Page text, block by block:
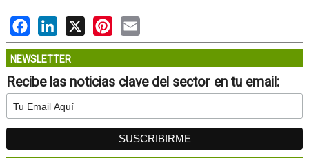
FacebookLinkedIn
X PinterestEmail
NEWSLETTER
Recibe las noticias clave del sector en tu email: